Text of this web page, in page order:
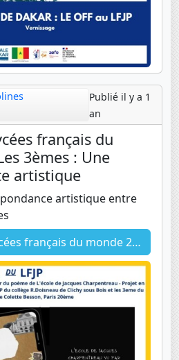
Publié il y a 1
an
français du
3èmes : Une
artistique
artistique entre
2024 : Les 3èmes : Une correspondance artistique